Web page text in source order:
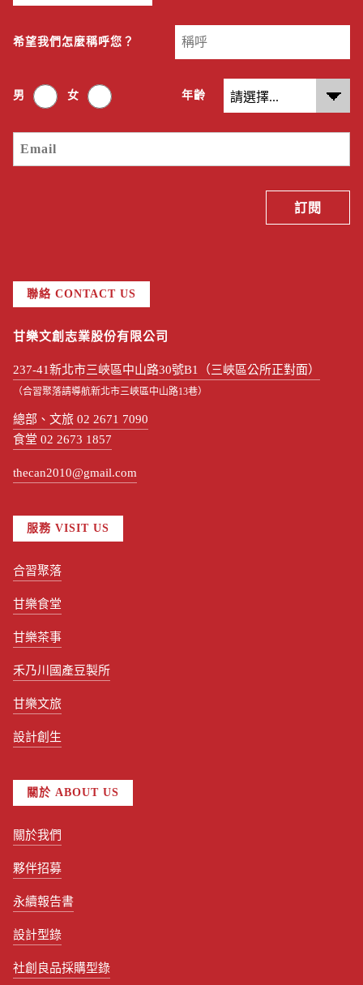
希望我們怎麼稱呼您？
男 女 年齡
聯絡 CONTACT US
甘樂文創志業股份有限公司
237-41新北市三峽區中山路30號B1（三峽區公所正對面）
（合習聚落請導航新北市三峽區中山路13巷）
總部、文旅 02 2671 7090
食堂 02 2673 1857
thecan2010@gmail.com
服務 VISIT US
合習聚落
甘樂食堂
甘樂茶事
禾乃川國產豆製所
甘樂文旅
設計創生
關於 ABOUT US
關於我們
夥伴招募
永續報告書
設計型錄
社創良品採購型錄